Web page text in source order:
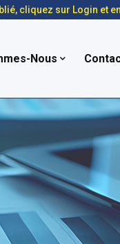
cliquez sur Login et
Nous